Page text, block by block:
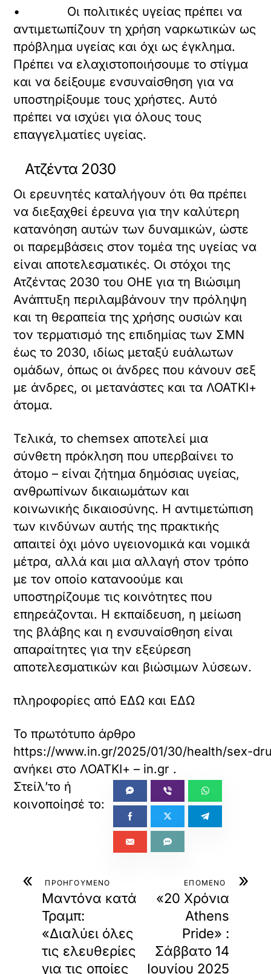
• Οι πολιτικές υγείας πρέπει να
αντιμετωπίζουν τη χρήση ναρκωτικών ως
πρόβλημα υγείας και όχι ως έγκλημα.
Πρέπει να ελαχιστοποιήσουμε το στίγμα
και να δείξουμε ενσυναίσθηση για να
υποστηρίξουμε τους χρήστες. Αυτό
πρέπει να ισχύει για όλους τους
επαγγελματίες υγείας.
Ατζέντα 2030
Οι ερευνητές καταλήγουν ότι θα πρέπει
να διεξαχθεί έρευνα για την καλύτερη
κατανόηση αυτών των δυναμικών, ώστε
οι παρεμβάσεις στον τομέα της υγείας να
είναι αποτελεσματικές. Οι στόχοι της
Ατζέντας 2030 του ΟΗΕ για τη Βιώσιμη
Ανάπτυξη περιλαμβάνουν την πρόληψη
και τη θεραπεία της χρήσης ουσιών και
τον τερματισμό της επιδημίας των ΣΜΝ
έως το 2030, ιδίως μεταξύ ευάλωτων
ομάδων, όπως οι άνδρες που κάνουν σεξ
με άνδρες, οι μετανάστες και τα ΛΟΑΤΚΙ+
άτομα.
Τελικά, το chemsex αποτελεί μια
σύνθετη πρόκληση που υπερβαίνει το
άτομο – είναι ζήτημα δημόσιας υγείας,
ανθρωπίνων δικαιωμάτων και
κοινωνικής δικαιοσύνης. Η αντιμετώπιση
των κινδύνων αυτής της πρακτικής
απαιτεί όχι μόνο υγειονομικά και νομικά
μέτρα, αλλά και μια αλλαγή στον τρόπο
με τον οποίο κατανοούμε και
υποστηρίζουμε τις κοινότητες που
επηρεάζονται. Η εκπαίδευση, η μείωση
της βλάβης και η ενσυναίσθηση είναι
απαραίτητες για την εξεύρεση
αποτελεσματικών και βιώσιμων λύσεων.
πληροφορίες από ΕΔΩ και EΔΩ
Το πρωτότυπο άρθρο
https://www.in.gr/2025/01/30/health/sex-
ανήκει στοΛΟΑΤΚΙ+ – in.gr .
« ΠΡΟΗΓΟΥΜΕΝΟ
Μαντόνα κατά
Τραμπ:
«Διαλύει όλες
τις ελευθερίες
για τις οποίες
»
ΕΠΟΜΕΝΟ
«20 Χρόνια
Athens
Pride» :
Σάββατο 14
Ιουνίου 2025